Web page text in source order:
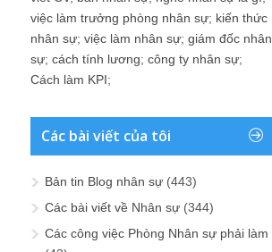
việc làm trưởng phòng nhân sự; kiến thức
nhân sự; việc làm nhân sự; giám đốc nhân
sự; cách tính lương; công ty nhân sự;
Cách làm KPI;
Các bài viết của tôi
Bản tin Blog nhân sự (443)
Các bài viết về Nhân sự (344)
Các công việc Phòng Nhân sự phải làm